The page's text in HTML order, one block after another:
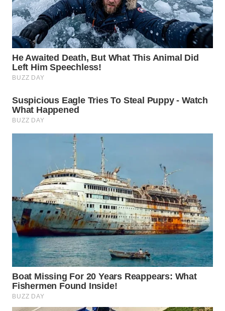
WN
PRIANGAN
TIMUR
WN
SEMARANG
SOLO
WN
MADURA
WN
SURABAYA
WN
NATUNA
WN
BINTAN